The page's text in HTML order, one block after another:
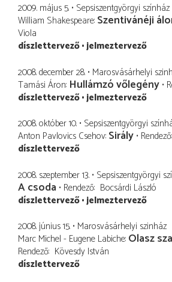
2009. május 5. Sepsiszentgyörgyi színház
William Shakespeare Szentivánéji
Viola
díszlettervező jelmeztervező
2008. december 28. Marosvásárhelyi
Tamási Áron Hullámzó vőlegény
díszlettervező jelmeztervező
2008. október 10. Sepsiszentgyörgyi
Anton Pavlovics Csehov Sirály Rendező
díszlettervező
2008. szeptember 13. Sepsiszentgyörgyi
A csoda Rendező Bocsárdi László
díszlettervező jelmeztervező
2008. június 15. Marosvásárhelyi szinház
Marc Michel - Eugene Labiche Olasz
Rendező Kövesdy István
díszlettervező